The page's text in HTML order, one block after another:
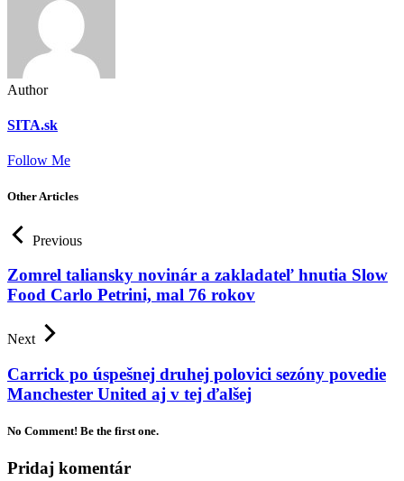
Author
SITA.sk
Follow Me
Other Articles
Previous
Zomrel taliansky novinár a zakladateľ hnutia Slow
Food Carlo Petrini, mal 76 rokov
Next
Carrick po úspešnej druhej polovici sezóny povedie
Manchester United aj v tej ďalšej
No Comment! Be the first one.
Pridaj komentár